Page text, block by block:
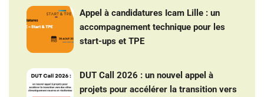
Appel à candidatures Icam Lille : un
accompagnement technique pour les
start-ups et TPE
DUT Call 2026 : un nouvel appel à
projets pour accélérer la transition vers